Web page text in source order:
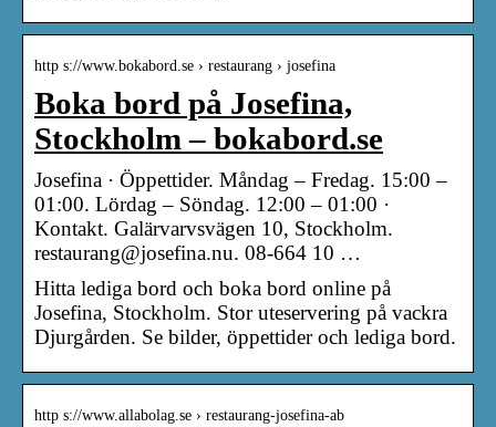
http s://www.bokabord.se › restaurang › josefina
Boka bord på Josefina,
Stockholm – bokabord.se
Josefina · Öppettider. Måndag – Fredag. 15:00 –
01:00. Lördag – Söndag. 12:00 – 01:00 ·
Kontakt. Galärvarvsvägen 10, Stockholm.
restaurang@josefina.nu. 08-664 10 …
Hitta lediga bord och boka bord online på
Josefina, Stockholm. Stor uteservering på vackra
Djurgården. Se bilder, öppettider och lediga bord.
http s://www.allabolag.se › restaurang-josefina-ab